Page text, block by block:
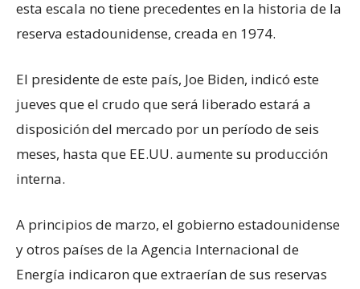
esta escala no tiene precedentes en la historia de la
reserva estadounidense, creada en 1974.
El presidente de este país, Joe Biden, indicó este
jueves que el crudo que será liberado estará a
disposición del mercado por un período de seis
meses, hasta que EE.UU. aumente su producción
interna.
A principios de marzo, el gobierno estadounidense
y otros países de la Agencia Internacional de
Energía indicaron que extraerían de sus reservas